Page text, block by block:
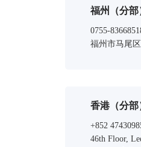
福州（分部
0755-
福州市马尾
香港（分部
+852
46th Floor,